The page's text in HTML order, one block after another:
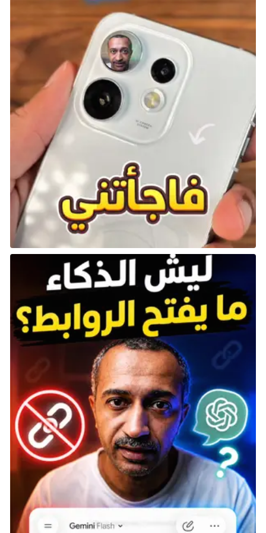
مصدر الخبر:
https://www.arabapps.org/2024/09/%D8%A5%D8%B5
%D8%AF%D8%A7%D8%B1-galaxy-ring-
%D9%85%D8%AA%D9%88%D9%81%D8%B1-
%D8%A3%D8%AE%D9%8A%D8%B1%D9%8B%D8%A
7-%D9%81%D9%8A-
%D8%A7%D9%84%D8%A3%D8%B3%D9%88%D8%A
7%D9%82-
%D8%A7%D9%84%D8%A3%D9%88%D8%B1/